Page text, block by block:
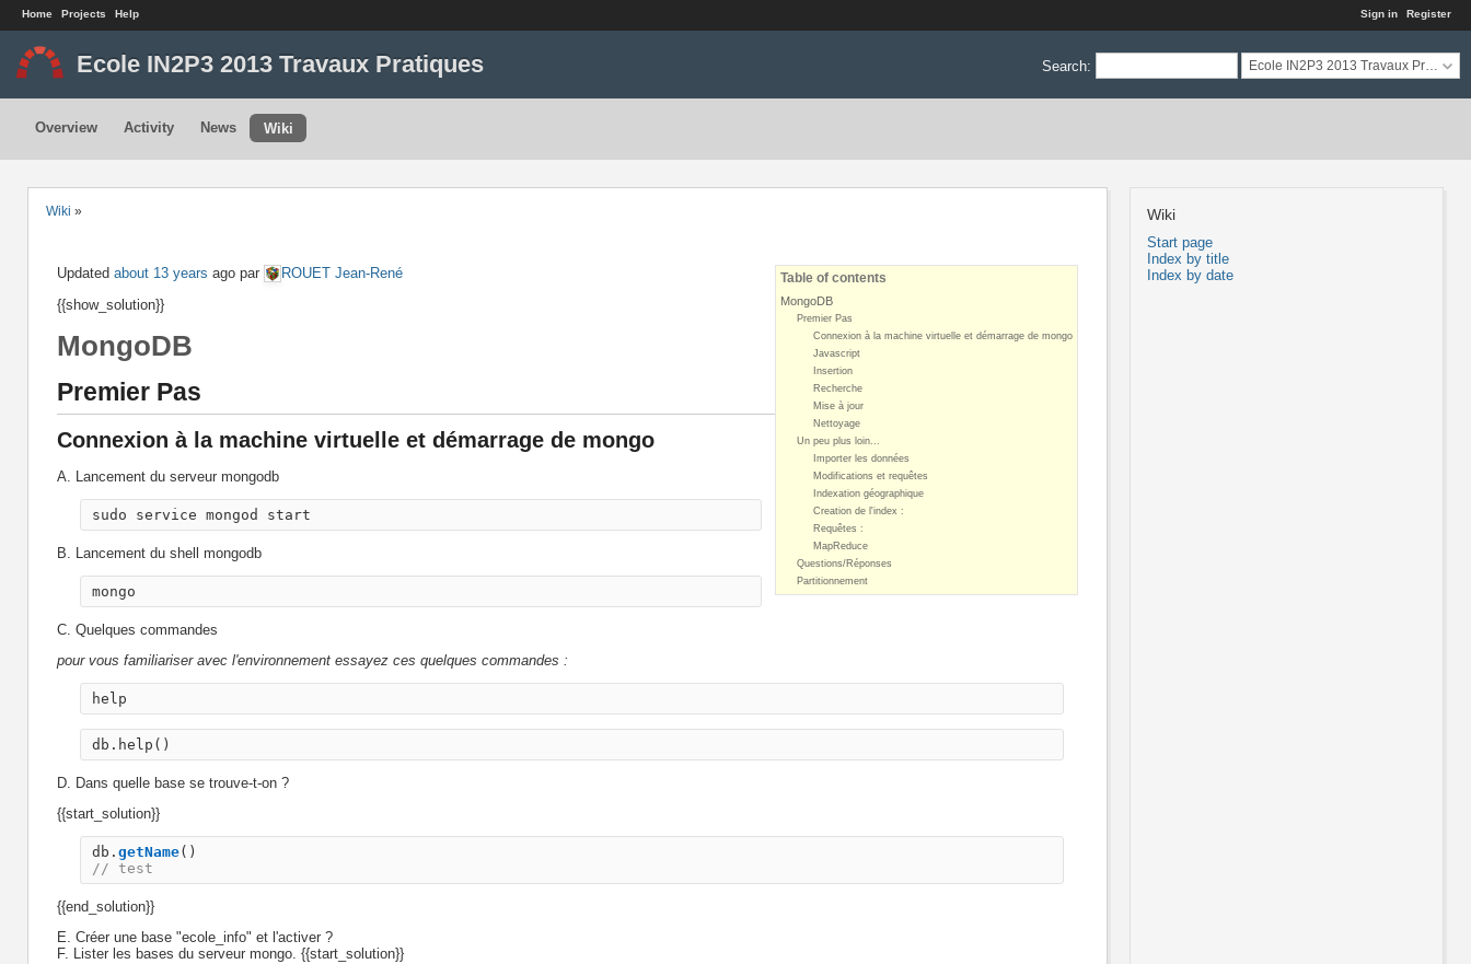
Sign in Register
Home Projects Help
Search:
Ecole IN2P3 2013 Travaux Pratiques
Overview Activity News Wiki
Wiki
Start page
Index by title
Index by date
Wiki »
Table of contents
MongoDB
Premier Pas
Connexion à la machine virtuelle et démarrage de mongo
Javascript
Insertion
Recherche
Mise à jour
Nettoyage
Un peu plus loin...
Importer les données
Modifications et requêtes
Indexation géographique
Creation de l'index :
Requêtes :
MapReduce
Questions/Réponses
Partitionnement
Updated about 13 years ago par
ROUET Jean-René
{{show_solution}}
MongoDB
Premier Pas
Connexion à la machine virtuelle et démarrage de mongo
A. Lancement du serveur mongodb
sudo service mongod start
B. Lancement du shell mongodb
mongo
C. Quelques commandes
pour vous familiariser avec l'environnement essayez ces quelques commandes :
help
db.help()
D. Dans quelle base se trouve-t-on ?
{{start_solution}}
db . getName()
// test
{{end_solution}}
E. Créer une base "ecole_info" et l'activer ?
F. Lister les bases du serveur mongo. {{start_solution}}